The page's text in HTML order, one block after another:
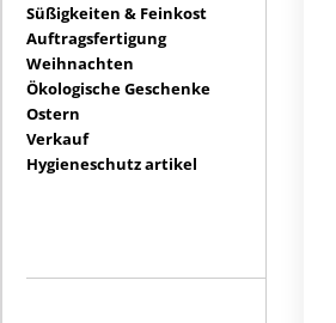
Süßigkeiten & Feinkost
Auftragsfertigung
Weihnachten
Ökologische Geschenke
Ostern
Verkauf
Hygieneschutz artikel